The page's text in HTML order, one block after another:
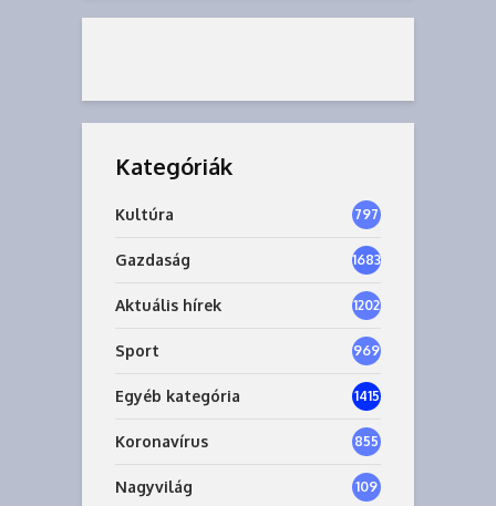
Kategóriák
Kultúra 797
Gazdaság 1683
Aktuális hírek 1202
Sport 969
Egyéb kategória 1415
Koronavírus 855
Nagyvilág
109